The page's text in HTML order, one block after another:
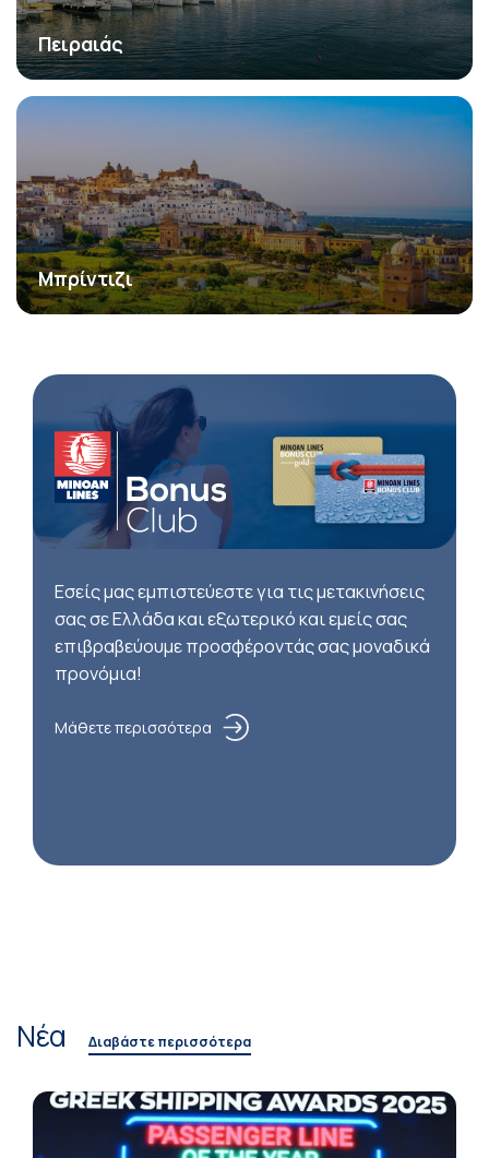
Πειραιάς
Μπρίντιζι
Εσείς μας εμπιστεύεστε για τις μετακινήσεις
σας σε Ελλάδα και εξωτερικό και εμείς σας
επιβραβεύουμε προσφέροντάς σας μοναδικά
προνόμια!
Μάθετε περισσότερα
Νέα Διαβάστε περισσότερα